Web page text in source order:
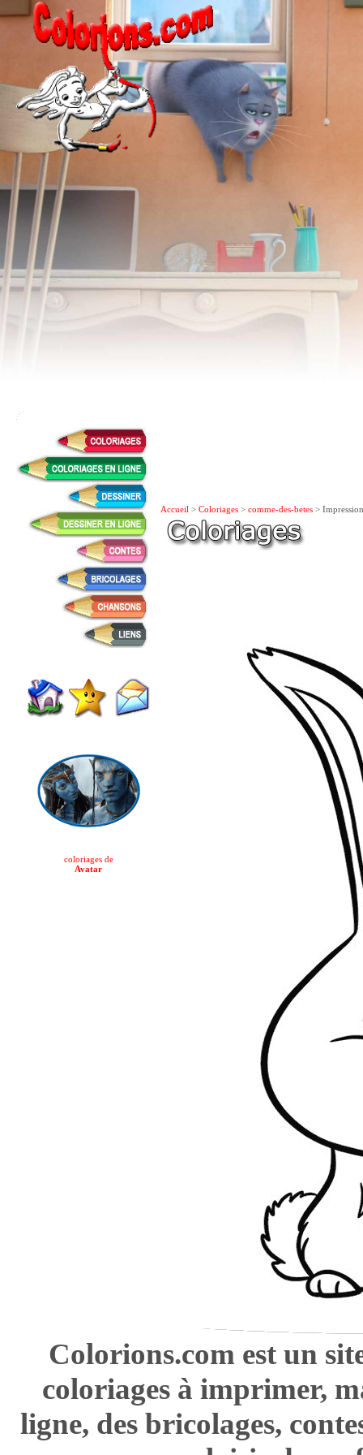
coloriages de
Avatar
Accueil > Coloriages > comme-des-betes >
Colorions.com est un
coloriages à imprimer,
ligne, des bricolages,